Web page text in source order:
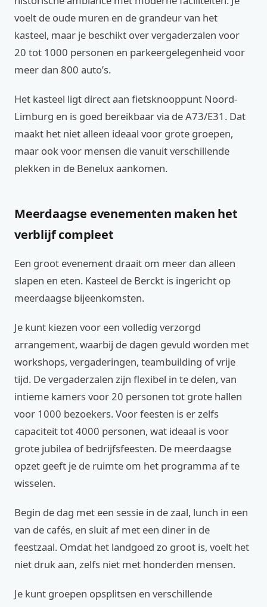
voelt de oude muren en de grandeur van het
kasteel, maar je beschikt over vergaderzalen voor
20 tot 1000 personen en parkeergelegenheid voor
meer dan 800 auto’s.
Het kasteel ligt direct aan fietsknooppunt Noord-
Limburg en is goed bereikbaar via de A73/E31. Dat
maakt het niet alleen ideaal voor grote groepen,
maar ook voor mensen die vanuit verschillende
plekken in de Benelux aankomen.
Meerdaagse evenementen maken het
verblijf compleet
Een groot evenement draait om meer dan alleen
slapen en eten. Kasteel de Berckt is ingericht op
meerdaagse bijeenkomsten.
Je kunt kiezen voor een volledig verzorgd
arrangement, waarbij de dagen gevuld worden met
workshops, vergaderingen, teambuilding of vrije
tijd. De vergaderzalen zijn flexibel in te delen, van
intieme kamers voor 20 personen tot grote hallen
voor 1000 bezoekers. Voor feesten is er zelfs
capaciteit tot 4000 personen, wat ideaal is voor
grote jubilea of bedrijfsfeesten. De meerdaagse
opzet geeft je de ruimte om het programma af te
wisselen.
Begin de dag met een sessie in de zaal, lunch in een
van de cafés, en sluit af met een diner in de
feestzaal. Omdat het landgoed zo groot is, voelt het
niet druk aan, zelfs niet met honderden mensen.
Je kunt groepen opsplitsen en verschillende